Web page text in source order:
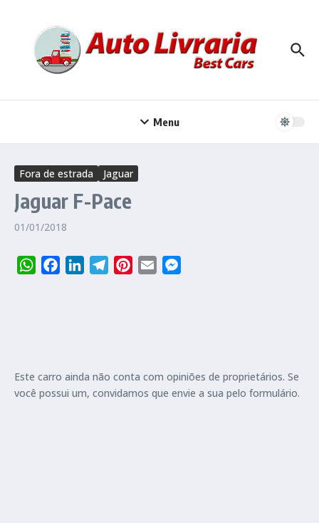
Menu
Fora de estrada Jaguar
Jaguar F-Pace
01/01/2018
WhatsAppFacebookLinkedInTelegramPinterest
Email
Este carro ainda não conta com opiniões de proprietários. Se
você possui um, convidamos que envie a sua pelo formulário.